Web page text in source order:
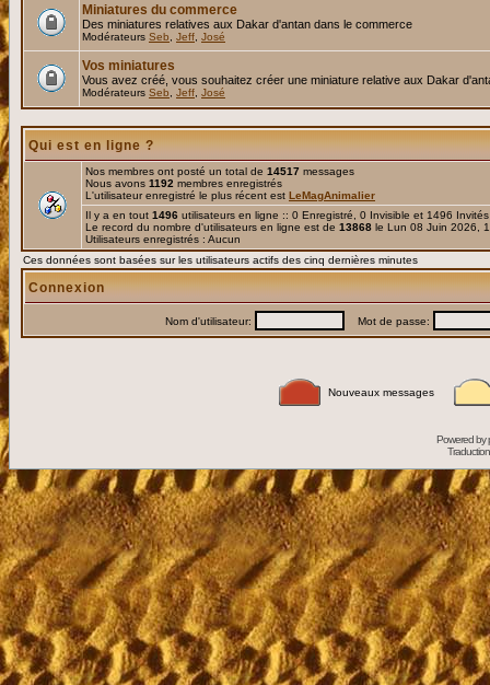
Miniatures du commerce
Des miniatures relatives aux Dakar d'antan dans le commerce
Modérateurs Seb Jeff José
Vos miniatures
Vous avez créé, vous souhaitez créer une miniature relative aux Dakar
Modérateurs Seb Jeff José
Qui est en ligne ?
Nos membres ont posté un total de 14517 messages
Nous avons 1192 membres enregistrés
L'utilisateur enregistré le plus récent est LeMagAnimalier
Il y a en tout 1496 utilisateurs en ligne :: 0 Enregistré, 0 Invisible et 1496
Le record du nombre d'utilisateurs en ligne est de 13868 le Lun 08 Juin 2026,
Utilisateurs enregistrés : Aucun
Ces données sont basées sur les utilisateurs actifs des cinq dernières minutes
Connexion
Nom d'utilisateur: Mot de passe:
Nouveaux messages
Powered by